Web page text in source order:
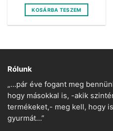
was:
3
350 Ft.
is:
675 Ft.
KOSÁRBA TESZEM
Rólunk
„…pár éve fogant meg
hogy másokkal is, -akik
termékeket,- meg kell, hogy
gyurmát…”